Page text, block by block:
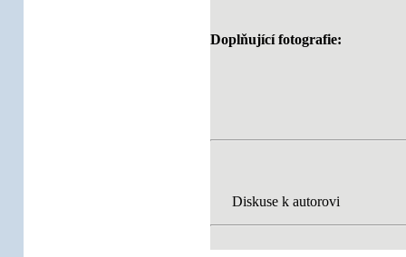
Doplňující fotografie:
Diskuse k autorovi